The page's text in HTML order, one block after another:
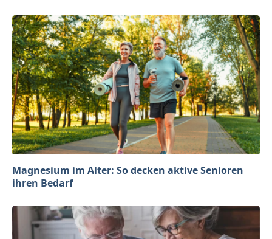
Magnesium im Alter: So decken aktive Senioren
ihren Bedarf